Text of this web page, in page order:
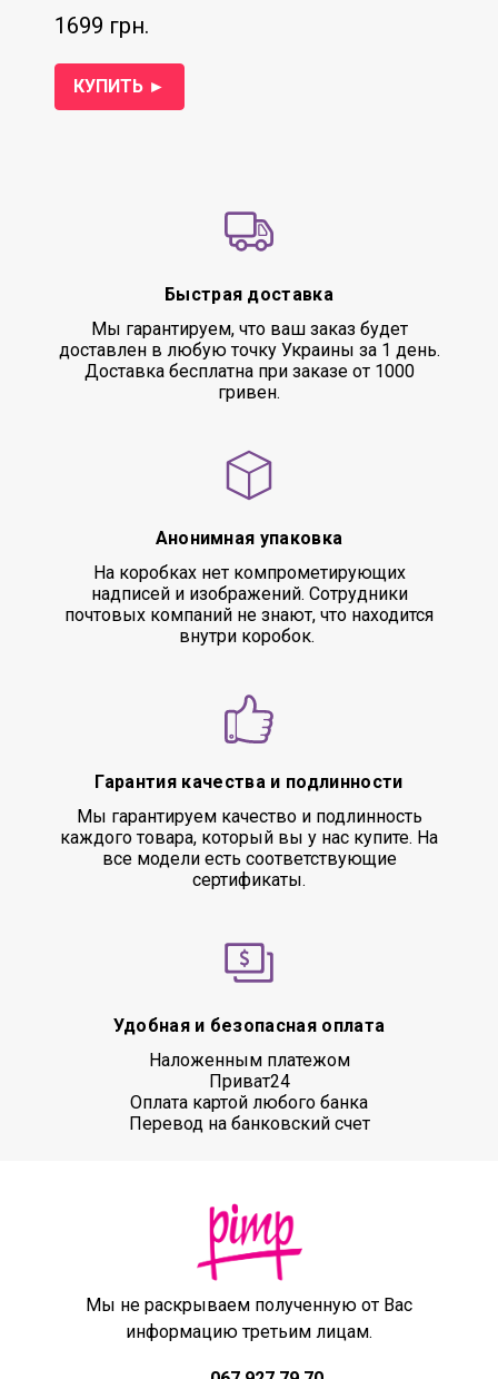
КУПИТЬ ►
1699 грн.
Быстрая доставка
Мы гарантируем, что ваш заказ будет
доставлен в любую точку Украины за 1 день.
Доставка бесплатна при заказе от 1000
гривен.
Анонимная упаковка
На коробках нет компрометирующих
надписей и изображений. Сотрудники
почтовых компаний не знают, что находится
внутри коробок.
Гарантия качества и подлинности
Мы гарантируем качество и подлинность
каждого товара, который вы у нас купите. На
все модели есть соответствующие
сертификаты.
Удобная и безопасная оплата
Наложенным платежом
Приват24
Оплата картой любого банка
Перевод на банковский счет
Мы не раскрываем полученную от Вас
информацию третьим лицам.